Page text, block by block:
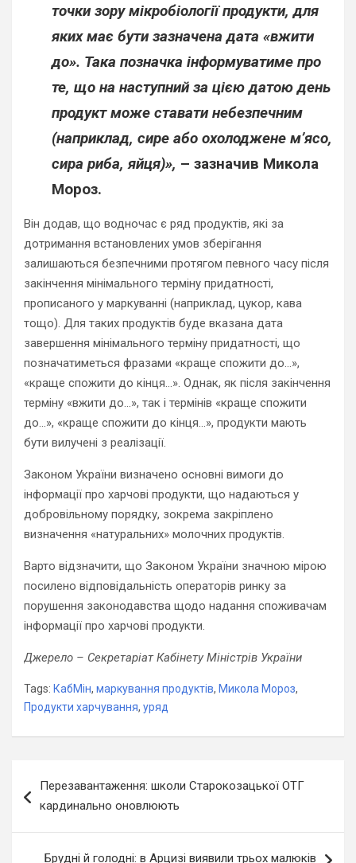
точки зору мікробіології продукти, для
яких має бути зазначена дата «вжити
до». Така позначка інформуватиме про
те, що на наступний за цією датою день
продукт може ставати небезпечним
(наприклад, сире або охолоджене м’ясо,
сира риба, яйця)», – зазначив Микола
Мороз.
Він додав, що водночас є ряд продуктів, які за
дотримання встановлених умов зберігання
залишаються безпечними протягом певного часу після
закінчення мінімального терміну придатності,
прописаного у маркуванні (наприклад, цукор, кава
тощо). Для таких продуктів буде вказана дата
завершення мінімального терміну придатності, що
позначатиметься фразами «краще спожити до…»,
«краще спожити до кінця…». Однак, як після закінчення
терміну «вжити до…», так і термінів «краще спожити
до…», «краще спожити до кінця…», продукти мають
бути вилучені з реалізації.
Законом України визначено основні вимоги до
інформації про харчові продукти, що надаються у
добровільному порядку, зокрема закріплено
визначення «натуральних» молочних продуктів.
Варто відзначити, що Законом України значною мірою
посилено відповідальність операторів ринку за
порушення законодавства щодо надання споживачам
інформації про харчові продукти.
Джерело – Секретаріат Кабінету Міністрів України
Tags: КабМін, маркування продуктів, Микола Мороз,
Продукти харчування, уряд
записів
Перезавантаження: школи Старокозацької ОТГ
кардинально оновлюють
Брудні й голодні: в Арцизі виявили трьох малюків